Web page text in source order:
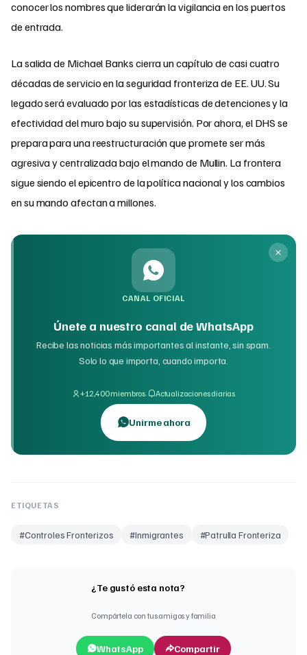
conocer los nombres que liderarán la vigilancia en los puertos
de entrada.
La salida de Michael Banks cierra un capítulo de casi cuatro
décadas de servicio en la seguridad fronteriza de EE. UU. Su
legado será evaluado por las estadísticas de detenciones y la
efectividad del muro bajo su supervisión. Por ahora, el DHS se
prepara para una reestructuración que promete ser más
agresiva y centralizada bajo el mando de Mullin. La frontera
sigue siendo el epicentro de la política nacional y los cambios
en su mando afectan a millones.
CANAL OFICIAL
Únete a nuestro canal de WhatsApp
Recibe las noticias más importantes al instante, sin spam.
Solo lo que importa, cuando importa.
+12,400 miembros· Actualizaciones diarias
Unirme ahora
ETIQUETAS
#Controles Fronterizos #Inmigrantes #Patrulla Fronteriza
¿Te gustó esta nota?
Compártela con tus amigos y familia
WhatsApp Compartir